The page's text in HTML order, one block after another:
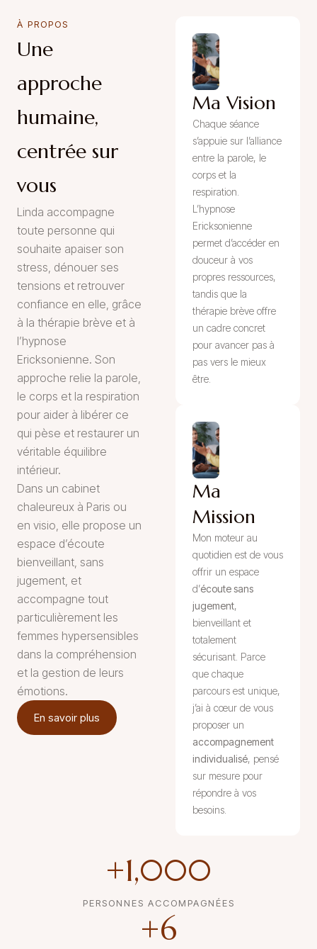
À PROPOS
Une
approche
humaine,
centrée sur
vous
Linda accompagne
toute personne qui
souhaite apaiser son
stress, dénouer ses
tensions et retrouver
confiance en elle, grâce
à la thérapie brève et à
l’hypnose
Ericksonienne. Son
approche relie la parole,
le corps et la respiration
pour aider à libérer ce
qui pèse et restaurer un
véritable équilibre
intérieur.
Dans un cabinet
chaleureux à Paris ou
en visio, elle propose un
espace d’écoute
bienveillant, sans
jugement, et
accompagne tout
particulièrement les
femmes hypersensibles
dans la compréhension
et la gestion de leurs
émotions.
En savoir plus
Ma Vision
Chaque séance
s’appuie sur l’alliance
entre la parole, le
corps et la
respiration.
L’hypnose
Ericksonienne
permet d’accéder en
douceur à vos
propres ressources,
tandis que la
thérapie brève offre
un cadre concret
pour avancer pas à
pas vers le mieux
être.
Ma
Mission
Mon moteur au
quotidien est de vous
offrir un espace
d’écoute sans
jugement,
bienveillant et
totalement
sécurisant. Parce
que chaque
parcours est unique,
j’ai à cœur de vous
proposer un
accompagnement
individualisé, pensé
sur mesure pour
répondre à vos
besoins.
PERSONNES ACCOMPAGNÉES
+1,000
+6